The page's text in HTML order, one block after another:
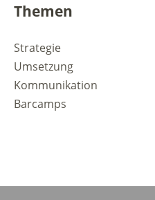
Themen
Strategie
Umsetzung
Kommunikation
Barcamps